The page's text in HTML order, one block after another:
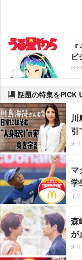
ビ
話題の特集をPICK
川
引
オ
マ
学
オ
森
が
オ